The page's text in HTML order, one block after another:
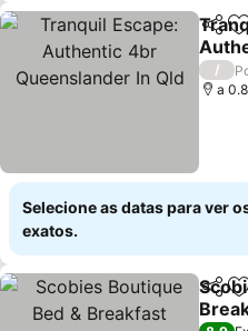
/
a
Selecione as datas para ver
exatos.